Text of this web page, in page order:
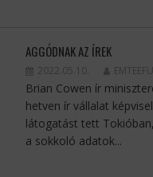
AGGÓDNAK AZ ÍREK
2022.05.10. EMTEEFU
Brian Cowen ír
hetven ír vállalat
látogatást tett
a sokkoló adatok...